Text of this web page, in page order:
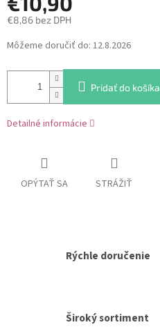
€8,86 bez DPH
Jednotková
cena:
Môžeme doručiť do: 12.8.2026
Pridať do košíka
Detailné informácie
OPÝTAŤ SA STRÁŽIŤ
Rýchle doručenie
Široký sortiment